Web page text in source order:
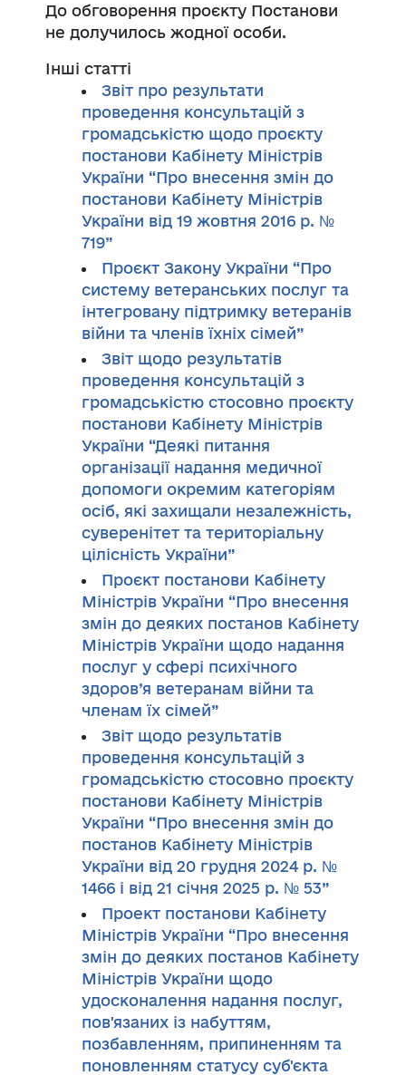
До обговорення проєкту Постанови
не долучилось жодної особи.
Інші статті
Звіт про результати
проведення консультацій з
громадськістю щодо проєкту
постанови Кабінету Міністрів
України “Про внесення змін до
постанови Кабінету Міністрів
України від 19 жовтня 2016 р. №
719”
Проєкт Закону України “Про
систему ветеранських послуг та
інтегровану підтримку ветеранів
війни та членів їхніх сімей”
Звіт щодо результатів
проведення консультацій з
громадськістю стосовно проєкту
постанови Кабінету Міністрів
України “Деякі питання
організації надання медичної
допомоги окремим категоріям
осіб, які захищали незалежність,
суверенітет та територіальну
цілісність України”
Проєкт постанови Кабінету
Міністрів України “Про внесення
змін до деяких постанов Кабінету
Міністрів України щодо надання
послуг у сфері психічного
здоров’я ветеранам війни та
членам їх сімей”
Звіт щодо результатів
проведення консультацій з
громадськістю стосовно проєкту
постанови Кабінету Міністрів
України “Про внесення змін до
постанов Кабінету Міністрів
України від 20 грудня 2024 р. №
1466 і від 21 січня 2025 р. № 53”
Проект постанови Кабінету
Міністрів України “Про внесення
змін до деяких постанов Кабінету
Міністрів України щодо
удосконалення надання послуг,
пов'язаних із набуттям,
позбавленням, припиненням та
поновленням статусу суб'єкта